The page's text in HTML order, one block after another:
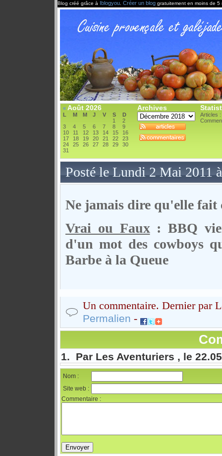
Blog créé grâce à Iblogyou Créer un blog gratuitement en moins de 5
« Août 2026
L M M J V S
D
1
2
3
4 5 6 7 8
9
10
11 12 13 14 15
16
17
18 19 20 21 22
23
24
25 26 27 28 29
30
31
Archives
Articles :
Posté le Lundi 2 Mai 2011
Ne jamais dire qu'elle
Vrai ou Faux: BBQ
d'un mot des cowboys
Barbe à la Queue
Un commentaire. Dernier par
Permalien -
1. Par Les Aventuriers , le
Nom :
Site web :
Commentaire :